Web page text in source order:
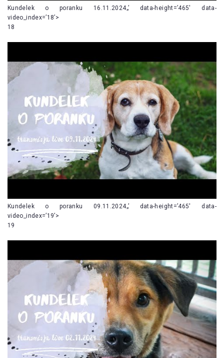
Kundelek o poranku 16.11.2024„’ data-height=’465′ data-
video_index=’18’>
18
Kundelek o poranku 09.11.2024„’ data-height=’465′ data-
video_index=’19’>
19